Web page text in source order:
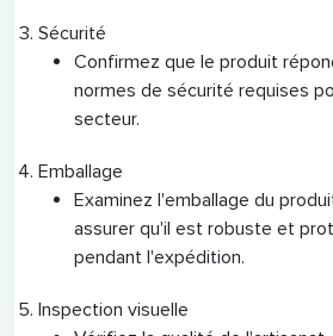
Sécurité
Confirmez que le produit
normes de sécurité requises
secteur.
Emballage
Examinez l'emballage du
assurer qu'il est robuste et
pendant l'expédition.
Inspection visuelle